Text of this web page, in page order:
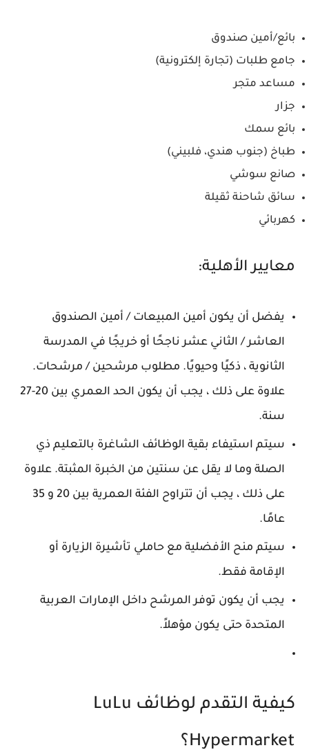
بائع/أمين صندوق
جامع طلبات (تجارة إلكترونية)
مساعد متجر
جزار
بائع سمك
طباخ (جنوب هندي، فلبيني)
صانع سوشي
سائق شاحنة ثقيلة
كهربائي
معايير الأهلية:
يفضل أن يكون أمين المبيعات / أمين الصندوق
العاشر / الثاني عشر ناجحًا أو خريجًا في المدرسة
الثانوية ، ذكيًا وحيويًا. مطلوب مرشحين / مرشحات.
علاوة على ذلك ، يجب أن يكون الحد العمري بين 20-27
سنة.
سيتم استيفاء بقية الوظائف الشاغرة بالتعليم ذي
الصلة وما لا يقل عن سنتين من الخبرة المثبتة. علاوة
على ذلك ، يجب أن تتراوح الفئة العمرية بين 20 و 35
عامًا.
سيتم منح الأفضلية مع حاملي تأشيرة الزيارة أو
الإقامة فقط.
يجب أن يكون توفر المرشح داخل الإمارات العربية
المتحدة حتى يكون مؤهلاً.
كيفية التقدم لوظائف LuLu
Hypermarket؟